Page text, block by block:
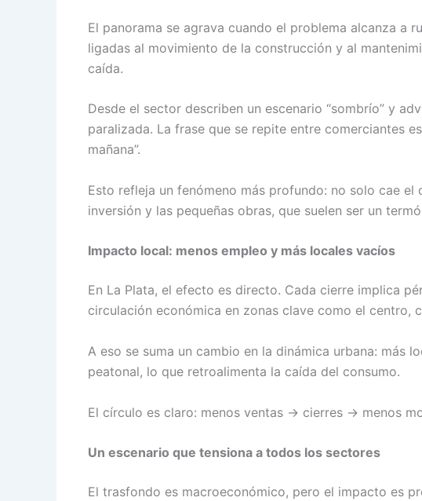
El panorama se agrava cuando el problema alcanza a
ligadas al movimiento de la construcción y al
caída.
Desde el sector describen un escenario “sombrío” y
paralizada. La frase que se repite entre comerciantes
mañana”.
Esto refleja un fenómeno más profundo: no solo cae
inversión y las pequeñas obras, que suelen ser un
Impacto local: menos empleo y más locales vacíos
En La Plata, el efecto es directo. Cada cierre implica
circulación económica en zonas clave como el centro,
A eso se suma un cambio en la dinámica urbana: más
peatonal, lo que retroalimenta la caída del consumo.
El círculo es claro: menos ventas → cierres → menos
Un escenario que tensiona a todos los sectores
El trasfondo es macroeconómico, pero el impacto es